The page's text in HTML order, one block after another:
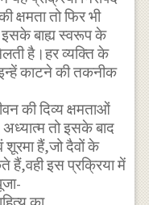
क्षमता तो फिर भी
इसके बाह्य स्वरूप के
है।हर व्यक्ति के
काटने की तकनीक
की दिव्य क्षमताओं
तो इसके बाद
शूरमा हैं,जो दैवों के
हैं,वही इस प्रक्रिया में